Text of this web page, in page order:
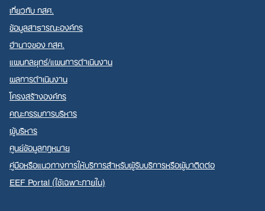
เกี่ยวกับ กสศ.
ข้อมูลสาธารณะองค์กร
อำนาจของ กสศ.
แผนกลยุทธ์/แผนการดำเนินงาน
ผลการดำเนินงาน
โครงสร้างองค์กร
คณะกรรมการบริหาร
ผู้บริหาร
ศูนย์ข้อมูลกฎหมาย
คู่มือหรือแนวทางการให้บริการสำหรับผู้รับบริการหรือผู้มาติดต่อ
EEF Portal (ใช้เฉพาะภายใน)